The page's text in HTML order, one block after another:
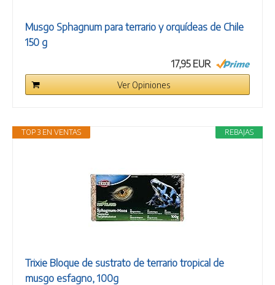
Musgo Sphagnum para terrario y orquídeas de Chile
150 g
17,95 EUR
Ver Opiniones
REBAJAS
TOP 3 EN VENTAS
Trixie Bloque de sustrato de terrario tropical de
musgo esfagno, 100g